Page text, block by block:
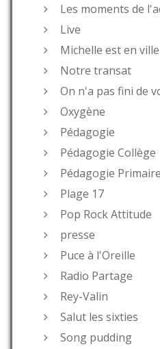
Les moments de
Live
Michelle est en ville
Notre transat
On n'a pas fini de
Oxygène
Pédagogie
Pédagogie Collège
Pédagogie Primaire
Plage 17
Pop Rock Attitude
presse
Puce à l'Oreille
Radio Partage
Rey-Valin
Salut les sixties
Song pudding